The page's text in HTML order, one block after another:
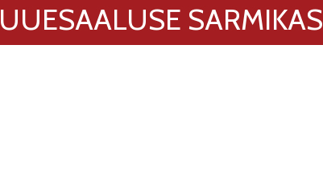
UUESAALUSE SARMIKAS